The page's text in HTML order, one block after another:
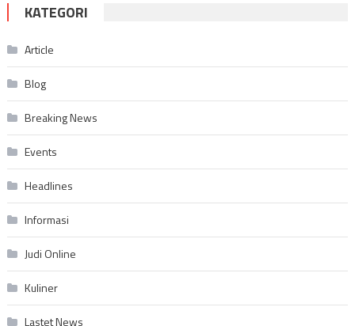
KATEGORI
Article
Blog
Breaking News
Events
Headlines
Informasi
Judi Online
Kuliner
Lastet News